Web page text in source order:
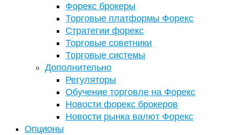
Форекс брокеры
Торговые платформы Форекс
Стратегии форекс
Торговые советники
Торговые системы
Дополнительно
Регуляторы
Обучение торговле на Форекс
Новости форекс брокеров
Новости рынка валют Форекс
Опционы